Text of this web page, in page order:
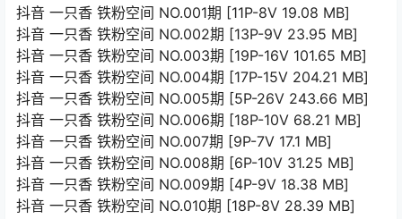
抖音 一只香 铁粉空间 NO.001期 [11P-8V 19.08 MB]
抖音 一只香 铁粉空间 NO.002期 [13P-9V 23.95 MB]
抖音 一只香 铁粉空间 NO.003期 [19P-16V 101.65 MB]
抖音 一只香 铁粉空间 NO.004期 [17P-15V 204.21 MB]
抖音 一只香 铁粉空间 NO.005期 [5P-26V 243.66 MB]
抖音 一只香 铁粉空间 NO.006期 [18P-10V 68.21 MB]
抖音 一只香 铁粉空间 NO.007期 [9P-7V 17.1 MB]
抖音 一只香 铁粉空间 NO.008期 [6P-10V 31.25 MB]
抖音 一只香 铁粉空间 NO.009期 [4P-9V 18.38 MB]
抖音 一只香 铁粉空间 NO.010期 [18P-8V 28.39 MB]